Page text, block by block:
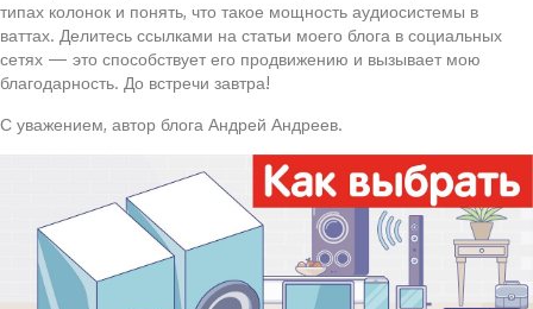
типах колонок и понять, что такое мощность аудиосистемы в
ваттах. Делитесь ссылками на статьи моего блога в социальных
сетях — это способствует его продвижению и вызывает мою
благодарность. До встречи завтра!
С уважением, автор блога Андрей Андреев.